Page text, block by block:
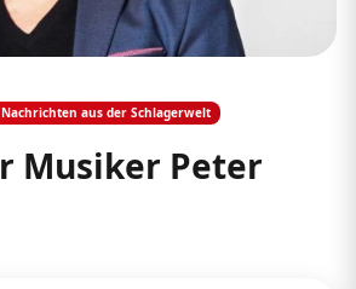
aus der Schlagerwelt
Musiker Peter